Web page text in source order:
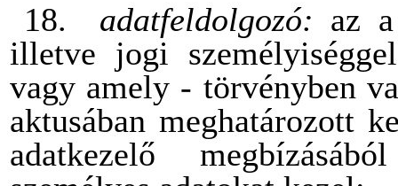
18.
adatfeldolgozó: az
illetve jogi
vagy amely - törvényben
aktusában meghatározott
adatkezelő